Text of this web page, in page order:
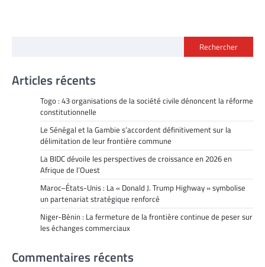
Rechercher
Articles récents
Togo : 43 organisations de la société civile dénoncent la réforme
constitutionnelle
Le Sénégal et la Gambie s’accordent définitivement sur la
délimitation de leur frontière commune
La BIDC dévoile les perspectives de croissance en 2026 en
Afrique de l’Ouest
Maroc–États-Unis : La « Donald J. Trump Highway » symbolise
un partenariat stratégique renforcé
Niger-Bénin : La fermeture de la frontière continue de peser sur
les échanges commerciaux
Commentaires récents